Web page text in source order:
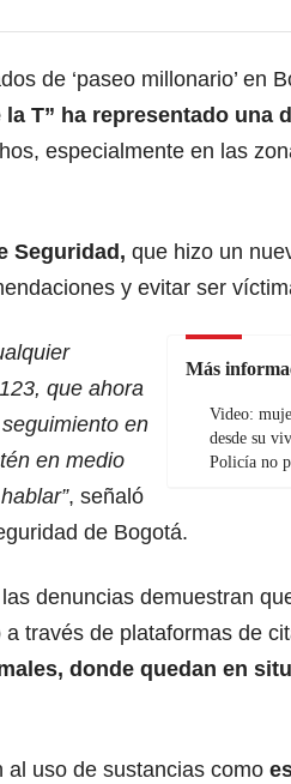
de ‘paseo millonario’ en
T” ha representado una
especialmente en las
Seguridad, que hizo un
y evitar ser
Más
Video:
desde su
Policía no
que ahora
en
en medio
, señaló
de Bogotá.
denuncias demuestran
través de plataformas de
donde quedan en
al uso de sustancias como